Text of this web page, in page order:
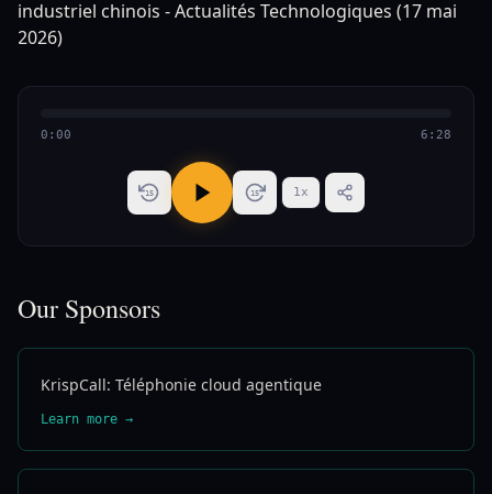
0:00 6:28
15 15 1x
Our Sponsors
KrispCall: Téléphonie cloud agentique
Learn more →